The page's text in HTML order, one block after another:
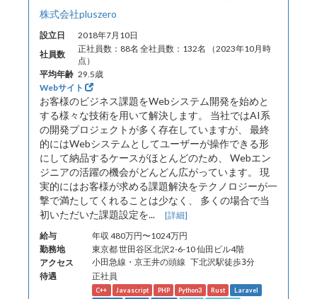
株式会社pluszero
設立日
2018年7月10日
社員数
正社員数：88名 全社員数：132名 （2023年10月時
点）
平均年齢 29.5歳
Webサイト
お客様のビジネス課題をWebシステム開発を始めと
する様々な技術を用いて解決します。 当社ではAI系
の開発プロジェクトが多く存在していますが、 最終
的にはWebシステムとしてユーザーが操作できる形
にして納品するケースがほとんどのため、 Webエン
ジニアの活躍の機会がどんどん広がっています。 現
実的にはお客様が求める課題解決をテクノロジーが一
撃で満たしてくれることは少なく、 多くの場合で当
初いただいた課題設定を... [詳細]
給与
年収 480万円〜1024万円
勤務地
東京都 世田谷区北沢2-6-10 仙田ビル4階
アクセス
小田急線・京王井の頭線 下北沢駅徒歩3分
待遇 正社員
C++ Javascript PHP Python3 Rust
Laravel